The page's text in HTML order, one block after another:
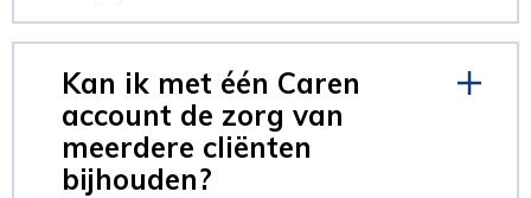
Kan ik met één Caren
account de zorg van
meerdere cliënten
bijhouden?